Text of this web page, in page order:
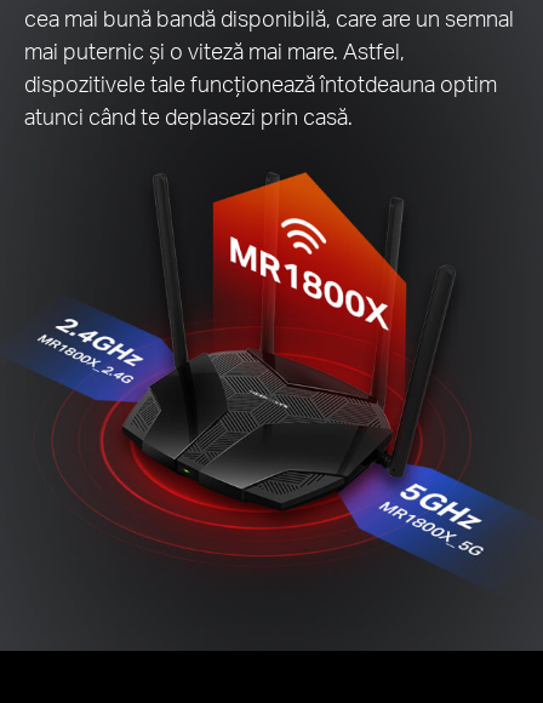
cea mai bună bandă disponibilă, care are un semnal
mai puternic și o viteză mai mare. Astfel,
dispozitivele tale funcționează întotdeauna optim
atunci când te deplasezi prin casă.